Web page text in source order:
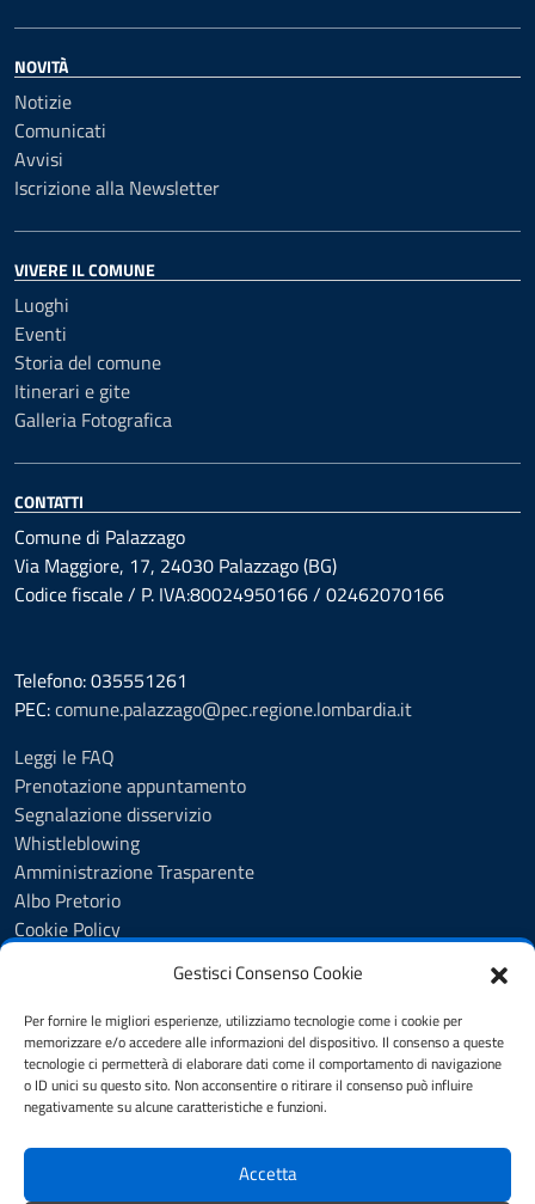
Gestisci Consenso Cookie
Per fornire le migliori esperienze, utilizziamo tecnologie come i cookie per
memorizzare e/o accedere alle informazioni del dispositivo. Il consenso a queste
tecnologie ci permetterà di elaborare dati come il comportamento di navigazione
o ID unici su questo sito. Non acconsentire o ritirare il consenso può influire
negativamente su alcune caratteristiche e funzioni.
Accetta
NOVITÀ
Notizie
Comunicati
Avvisi
Iscrizione alla Newsletter
VIVERE IL COMUNE
Luoghi
Eventi
Storia del comune
Itinerari e gite
Galleria Fotografica
CONTATTI
Comune di Palazzago
Via Maggiore, 17, 24030 Palazzago (BG)
Codice fiscale / P. IVA:80024950166 / 02462070166
Telefono: 035551261
PEC:comune.palazzago@pec.regione.lombardia.it
Leggi le FAQ
Prenotazione appuntamento
Segnalazione disservizio
Whistleblowing
Amministrazione Trasparente
Albo Pretorio
Cookie Policy
Dichiarazione di accessibilità
Dichiarazione di accessibilità - pagina informativa
Obiettivi di accessibilità
Note legali
Feedback